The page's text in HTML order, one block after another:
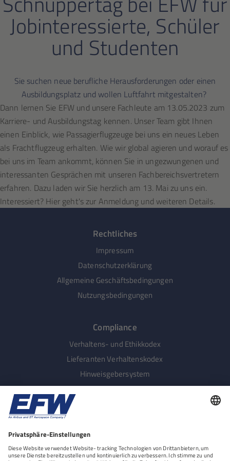
Jobinteressierte, Schüler
und Studenten
Sie suchen neue berufliche Herausforderungen oder einen
Ausbildungsplatz und wollen Luftfahrt mitgestalten?
Dann lernen Sie EFW und unsere Fachleute am 13.05.2023 zum
Karriere- und Ausbildungstag kennen. Unser Team gibt Ihnen
einen Einblick, wie Passagierflugzeuge bei uns ein neues Leben
als Frachtflugzeug erhalten. Wie wir global agieren und worauf es
bei uns im Team ankommt, können Sie in ungezwungenen und
interessanten Gesprächen mit unseren Fachbereichsvertretern
erfahren. Dazu laden wir Sie herzlich am 13. Mai zu uns ein.
Interessiert? Hier geht's zur Anmeldung und weiteren Details.
Rechtliches
Impressum
Datenschutzerklärung
Allgemeine Geschäftsbedingungen
Nutzungsbedingungen
Compliance
Verhaltens- und Ethikkodex
Lieferanten Verhaltenskodex
Hinweisgebersystem
Menschenrechte
LkSG Beschwerdeverfahren
Social Media